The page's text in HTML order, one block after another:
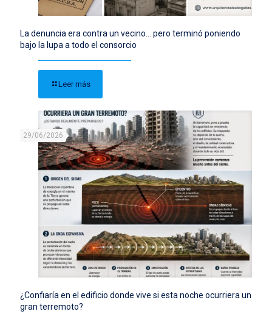
La denuncia era contra un vecino… pero terminó poniendo
bajo la lupa a todo el consorcio
Leer más
29/06/2026
¿Confiaría en el edificio donde vive si esta noche ocurriera un
gran terremoto?